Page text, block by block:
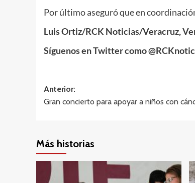
Por último aseguró que en
Luis Ortiz/RCK Noticias/Veracruz,
Síguenos en Twitter como
Navegación
de
Anterior:
Gran concierto para apoyar a niños con
Más historias